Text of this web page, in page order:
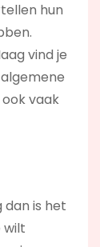
hun
vind je
vaak
dan is het
wilt